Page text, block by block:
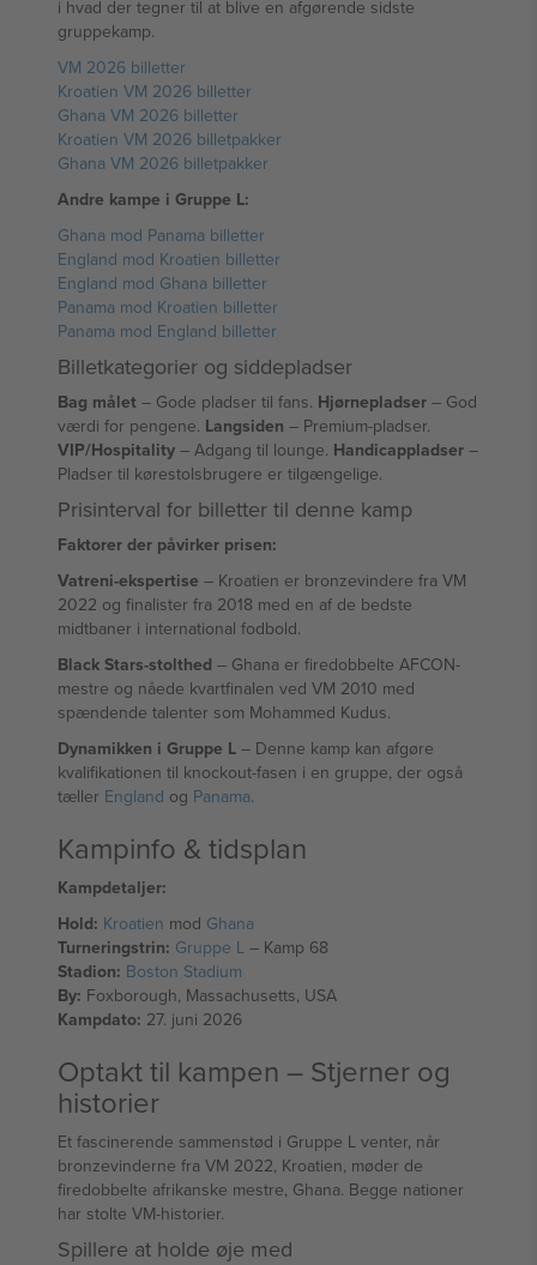
i hvad der tegner til at blive en afgørende sidste
gruppekamp.
VM 2026 billetter
Kroatien VM 2026 billetter
Ghana VM 2026 billetter
Kroatien VM 2026 billetpakker
Ghana VM 2026 billetpakker
Andre kampe i Gruppe L:
Ghana mod Panama billetter
England mod Kroatien billetter
England mod Ghana billetter
Panama mod Kroatien billetter
Panama mod England billetter
Billetkategorier og siddepladser
Bag målet – Gode pladser til fans. Hjørnepladser – God
værdi for pengene. Langsiden – Premium-pladser.
VIP/Hospitality – Adgang til lounge. Handicappladser –
Pladser til kørestolsbrugere er tilgængelige.
Prisinterval for billetter til denne kamp
Faktorer der påvirker prisen:
Vatreni-ekspertise – Kroatien er bronzevindere fra VM
2022 og finalister fra 2018 med en af de bedste
midtbaner i international fodbold.
Black Stars-stolthed – Ghana er firedobbelte AFCON-
mestre og nåede kvartfinalen ved VM 2010 med
spændende talenter som Mohammed Kudus.
Dynamikken i Gruppe L – Denne kamp kan afgøre
kvalifikationen til knockout-fasen i en gruppe, der også
tæller England og Panama.
Kampinfo & tidsplan
Kampdetaljer:
Hold: Kroatien mod Ghana
Turneringstrin: Gruppe L – Kamp 68
Stadion: Boston Stadium
By: Foxborough, Massachusetts, USA
Kampdato: 27. juni 2026
Optakt til kampen – Stjerner og
historier
Et fascinerende sammenstød i Gruppe L venter, når
bronzevinderne fra VM 2022, Kroatien, møder de
firedobbelte afrikanske mestre, Ghana. Begge nationer
har stolte VM-historier.
Spillere at holde øje med